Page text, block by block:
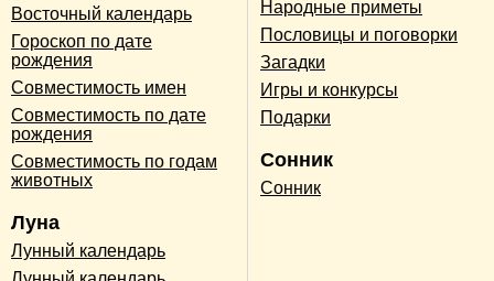
Восточный календарь
Гороскоп по дате
рождения
Совместимость имен
Совместимость по дате
рождения
Совместимость по годам
животных
Луна
Лунный календарь
Народные приметы
Пословицы и поговорки
Загадки
Игры и конкурсы
Подарки
Сонник
Сонник